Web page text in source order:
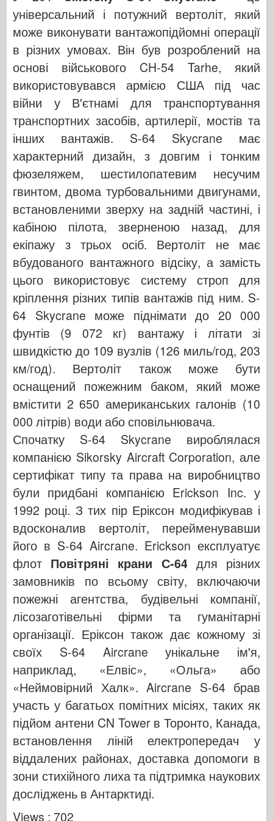
універсальний і потужний вертоліт, який
може виконувати вантажопідйомні операції
в різних умовах. Він був розроблений на
основі військового CH-54 Tarhe, який
використовувався армією США під час
війни у В'єтнамі для транспортування
транспортних засобів, артилерії, мостів та
інших вантажів. S-64 Skycrane має
характерний дизайн, з довгим і тонким
фюзеляжем, шестилопатевим несучим
гвинтом, двома турбовальними двигунами,
встановленими зверху на задній частині, і
кабіною пілота, зверненою назад, для
екіпажу з трьох осіб. Вертоліт не має
вбудованого вантажного відсіку, а замість
цього використовує систему строп для
кріплення різних типів вантажів під ним. S-
64 Skycrane може піднімати до 20 000
фунтів (9 072 кг) вантажу і літати зі
швидкістю до 109 вузлів (126 миль/год, 203
км/год). Вертоліт також може бути
оснащений пожежним баком, який може
вмістити 2 650 американських галонів (10
000 літрів) води або сповільнювача.
Спочатку S-64 Skycrane вироблялася
компанією Sikorsky Aircraft Corporation, але
сертифікат типу та права на виробництво
були придбані компанією Erickson Inc. у
1992 році. З тих пір Еріксон модифікував і
вдосконалив вертоліт, перейменувавши
його в S-64 Aircrane. Erickson експлуатує
флот Повітряні крани С-64для різних
замовників по всьому світу, включаючи
пожежні агентства, будівельні компанії,
лісозаготівельні фірми та гуманітарні
організації. Еріксон також дає кожному зі
своїх S-64 Aircrane унікальне ім'я,
наприклад, «Елвіс», «Ольга» або
«Неймовірний Халк». Aircrane S-64 брав
участь у багатьох помітних місіях, таких як
підйом антени CN Tower в Торонто, Канада,
встановлення ліній електропередач у
віддалених районах, доставка допомоги в
зони стихійного лиха та підтримка наукових
досліджень в Антарктиді.
Views : 702